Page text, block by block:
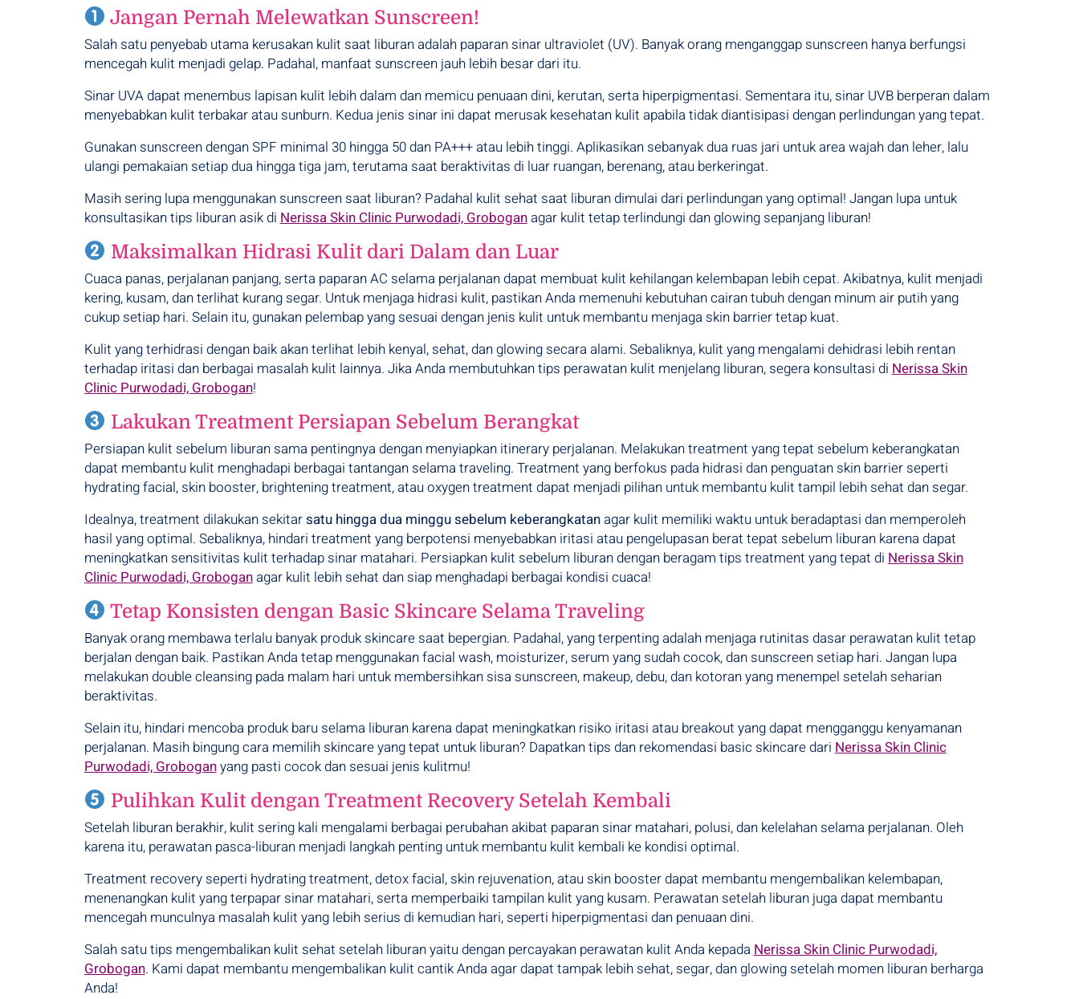
Jangan Pernah Melewatkan Sunscreen!
Salah satu penyebab utama kerusakan kulit saat liburan adalah paparan sinar ultraviolet (UV). Banyak orang menganggap sunscreen hanya berfungsi
mencegah kulit menjadi gelap. Padahal, manfaat sunscreen jauh lebih besar dari itu.
Sinar UVA dapat menembus lapisan kulit lebih dalam dan memicu penuaan dini, kerutan, serta hiperpigmentasi. Sementara itu, sinar UVB berperan dalam
menyebabkan kulit terbakar atau sunburn. Kedua jenis sinar ini dapat merusak kesehatan kulit apabila tidak diantisipasi dengan perlindungan yang tepat.
Gunakan sunscreen dengan SPF minimal 30 hingga 50 dan PA+++ atau lebih tinggi. Aplikasikan sebanyak dua ruas jari untuk area wajah dan leher, lalu
ulangi pemakaian setiap dua hingga tiga jam, terutama saat beraktivitas di luar ruangan, berenang, atau berkeringat.
Masih sering lupa menggunakan sunscreen saat liburan? Padahal kulit sehat saat liburan dimulai dari perlindungan yang optimal! Jangan lupa untuk
konsultasikan tips liburan asik di Nerissa Skin Clinic Purwodadi, Groboganagar kulit tetap terlindungi dan glowing sepanjang liburan!
Maksimalkan Hidrasi Kulit dari Dalam dan Luar
Cuaca panas, perjalanan panjang, serta paparan AC selama perjalanan dapat membuat kulit kehilangan kelembapan lebih cepat. Akibatnya, kulit menjadi
kering, kusam, dan terlihat kurang segar. Untuk menjaga hidrasi kulit, pastikan Anda memenuhi kebutuhan cairan tubuh dengan minum air putih yang
cukup setiap hari. Selain itu, gunakan pelembap yang sesuai dengan jenis kulit untuk membantu menjaga skin barrier tetap kuat.
Kulit yang terhidrasi dengan baik akan terlihat lebih kenyal, sehat, dan glowing secara alami. Sebaliknya, kulit yang mengalami dehidrasi lebih rentan
terhadap iritasi dan berbagai masalah kulit lainnya. Jika Anda membutuhkan tips perawatan kulit menjelang liburan, segera konsultasi di Nerissa Skin
Clinic Purwodadi, Grobogan!
Lakukan Treatment Persiapan Sebelum Berangkat
Persiapan kulit sebelum liburan sama pentingnya dengan menyiapkan itinerary perjalanan. Melakukan treatment yang tepat sebelum keberangkatan
dapat membantu kulit menghadapi berbagai tantangan selama traveling. Treatment yang berfokus pada hidrasi dan penguatan skin barrier seperti
hydrating facial, skin booster, brightening treatment, atau oxygen treatment dapat menjadi pilihan untuk membantu kulit tampil lebih sehat dan segar.
Idealnya, treatment dilakukan sekitarsatu hingga dua minggu sebelum keberangkatanagar kulit memiliki waktu untuk beradaptasi dan memperoleh
hasil yang optimal. Sebaliknya, hindari treatment yang berpotensi menyebabkan iritasi atau pengelupasan berat tepat sebelum liburan karena dapat
meningkatkan sensitivitas kulit terhadap sinar matahari. Persiapkan kulit sebelum liburan dengan beragam tips treatment yang tepat di Nerissa Skin
Clinic Purwodadi, Groboganagar kulit lebih sehat dan siap menghadapi berbagai kondisi cuaca!
Tetap Konsisten dengan Basic Skincare Selama Traveling
Banyak orang membawa terlalu banyak produk skincare saat bepergian. Padahal, yang terpenting adalah menjaga rutinitas dasar perawatan kulit tetap
berjalan dengan baik. Pastikan Anda tetap menggunakan facial wash, moisturizer, serum yang sudah cocok, dan sunscreen setiap hari. Jangan lupa
melakukan double cleansing pada malam hari untuk membersihkan sisa sunscreen, makeup, debu, dan kotoran yang menempel setelah seharian
beraktivitas.
Selain itu, hindari mencoba produk baru selama liburan karena dapat meningkatkan risiko iritasi atau breakout yang dapat mengganggu kenyamanan
perjalanan. Masih bingung cara memilih skincare yang tepat untuk liburan? Dapatkan tips dan rekomendasi basic skincare dari Nerissa Skin Clinic
Purwodadi, Groboganyang pasti cocok dan sesuai jenis kulitmu!
Pulihkan Kulit dengan Treatment Recovery Setelah Kembali
Setelah liburan berakhir, kulit sering kali mengalami berbagai perubahan akibat paparan sinar matahari, polusi, dan kelelahan selama perjalanan. Oleh
karena itu, perawatan pasca-liburan menjadi langkah penting untuk membantu kulit kembali ke kondisi optimal.
Treatment recovery seperti hydrating treatment, detox facial, skin rejuvenation, atau skin booster dapat membantu mengembalikan kelembapan,
menenangkan kulit yang terpapar sinar matahari, serta memperbaiki tampilan kulit yang kusam. Perawatan setelah liburan juga dapat membantu
mencegah munculnya masalah kulit yang lebih serius di kemudian hari, seperti hiperpigmentasi dan penuaan dini.
Salah satu tips mengembalikan kulit sehat setelah liburan yaitu dengan percayakan perawatan kulit Anda kepada Nerissa Skin Clinic Purwodadi,
Grobogan. Kami dapat membantu mengembalikan kulit cantik Anda agar dapat tampak lebih sehat, segar, dan glowing setelah momen liburan berharga
Anda!